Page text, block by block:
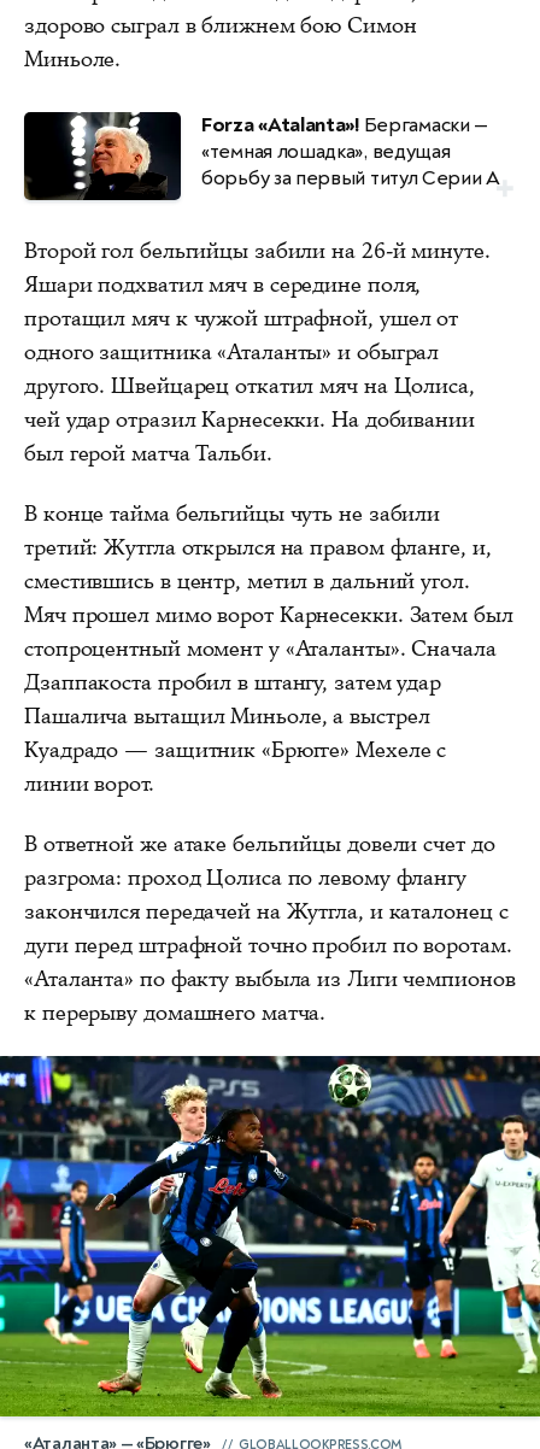
здорово сыграл в ближнем бою Симон
Миньоле.
Forza «Atalanta»!Бергамаски —
«темная лошадка», ведущая
борьбу за первый титул Серии А
Второй гол бельгийцы забили на 26-й минуте.
Яшари подхватил мяч в середине поля,
протащил мяч к чужой штрафной, ушел от
одного защитника «Аталанты» и обыграл
другого. Швейцарец откатил мяч на Цолиса,
чей удар отразил Карнесекки. На добивании
был герой матча Тальби.
В конце тайма бельгийцы чуть не забили
третий: Жутгла открылся на правом фланге, и,
сместившись в центр, метил в дальний угол.
Мяч прошел мимо ворот Карнесекки. Затем был
стопроцентный момент у «Аталанты». Сначала
Дзаппакоста пробил в штангу, затем удар
Пашалича вытащил Миньоле, а выстрел
Куадрадо — защитник «Брюгге» Мехеле с
линии ворот.
В ответной же атаке бельгийцы довели счет до
разгрома: проход Цолиса по левому флангу
закончился передачей на Жутгла, и каталонец с
дуги перед штрафной точно пробил по воротам.
«Аталанта» по факту выбыла из Лиги чемпионов
к перерыву домашнего матча.
«Аталанта» — «Брюгге» GLOBALLOOKPRESS.COM